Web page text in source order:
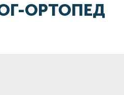
ОРТОПЕД